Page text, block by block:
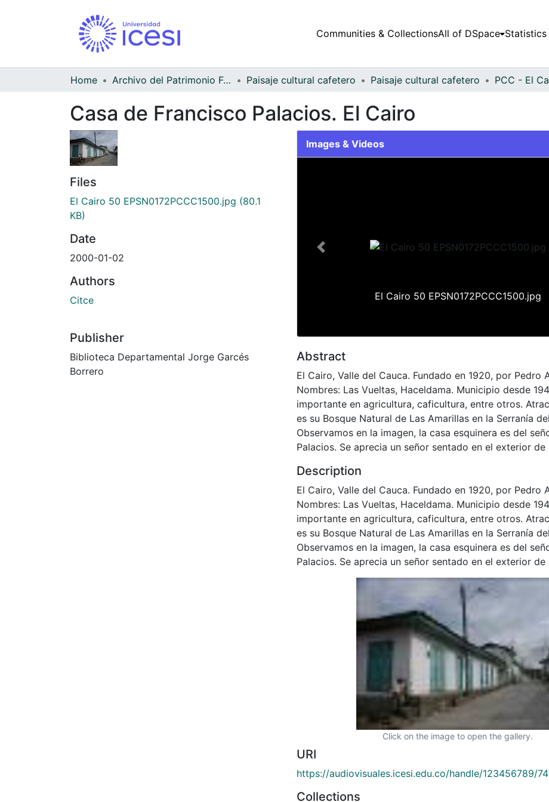
Communities & CollectionsAll of DSpace Statistics
Home Archivo del Patrimonio Fotográfico y Fílmico del Valle del Cauca Paisaje cultural cafetero Paisaje cultural cafetero PCC - El
Casa de Francisco Palacios. El Cairo
Files
El Cairo 50 EPSN0172PCCC1500.jpg (80.1
KB)
Date
2000-01-02
Authors
Citce
Publisher
Biblioteca Departamental Jorge Garcés
Borrero
Images & Videos
El Cairo 50 EPSN0172PCCC1500.jpg
Previous
Abstract
El Cairo, Valle del Cauca. Fundado en 1920, por Pedro
Nombres: Las Vueltas, Haceldama. Municipio desde
importante en agricultura, caficultura, entre otros.
es su Bosque Natural de Las Amarillas en la Serranía
Observamos en la imagen, la casa esquinera es del
Palacios. Se aprecia un señor sentado en el exterior de
Description
El Cairo, Valle del Cauca. Fundado en 1920, por Pedro
Nombres: Las Vueltas, Haceldama. Municipio desde
importante en agricultura, caficultura, entre otros.
es su Bosque Natural de Las Amarillas en la Serranía
Observamos en la imagen, la casa esquinera es del
Palacios. Se aprecia un señor sentado en el exterior de
Click on the image to open the gallery.
URI
https://audiovisuales.icesi.edu.co/handle/123456789/
Collections